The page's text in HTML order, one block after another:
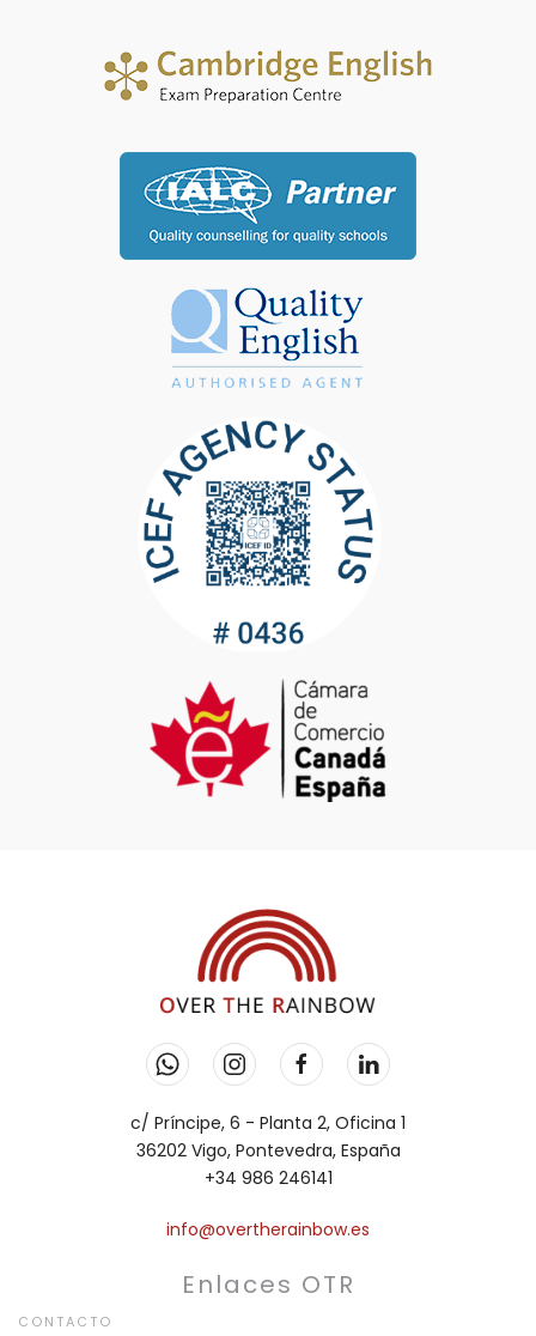
c/ Príncipe, 6 - Planta 2, Oficina 1
36202 Vigo, Pontevedra, España
+34 986 246141
info@overtherainbow.es
Enlaces OTR
CONTACTO